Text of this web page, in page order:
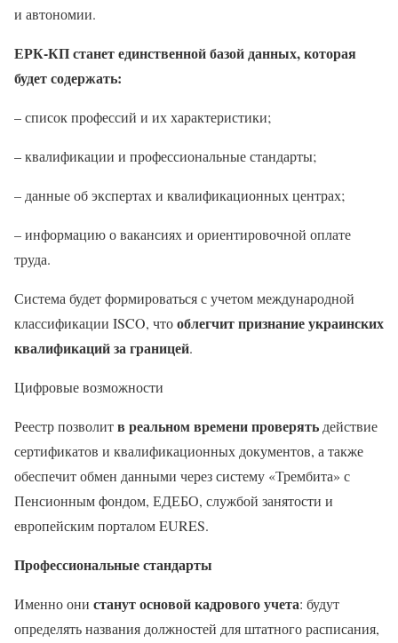
и автономии.
ЕРК-КП станет единственной базой данных, которая
будет содержать:
– список профессий и их характеристики;
– квалификации и профессиональные стандарты;
– данные об экспертах и ​​квалификационных центрах;
– информацию о вакансиях и ориентировочной оплате
труда.
Система будет формироваться с учетом международной
классификации ISCO, чтооблегчит признание украинских
квалификаций за границей.
Цифровые возможности
Реестр позволитв реальном времени проверять действие
сертификатов и квалификационных документов, а также
обеспечит обмен данными через систему «Трембита» с
Пенсионным фондом, ЕДЕБО, службой занятости и
европейским порталом EURES.
Профессиональные стандарты
Именно они станут основой кадрового учета: будут
определять названия должностей для штатного расписания,